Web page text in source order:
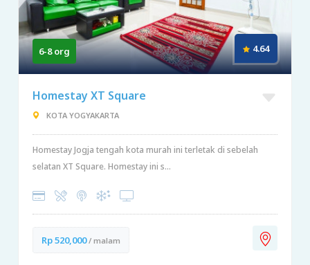
6-8 org 4.64
Homestay XT Square
KOTA YOGYAKARTA
Homestay Jogja tengah kota murah ini terletak di sebelah
selatan XT Square. Homestay ini s...
Rp 520,000/ malam